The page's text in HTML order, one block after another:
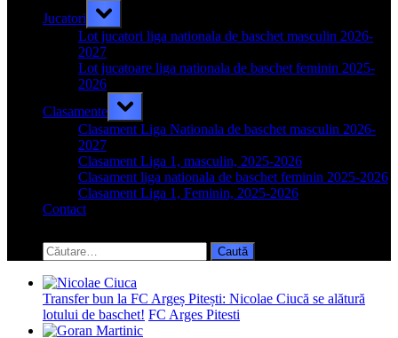
Jucatori
Toggle
sub-
menu
Lot jucatori liga nationala de baschet masculin 2026-
2027
Lot jucatoare liga nationala de baschet feminin 2025-
2026
Clasamente
Toggle
sub-
menu
Clasament Liga Nationala de baschet masculin 2026-
2027
Clasament Liga 1, masculin, 2025-2026
Clasament liga nationala de baschet feminin 2025-2026
Clasament Liga 1, Feminin, 2025-2026
Contact
search
form
Caută
după:
Transfer bun la FC Argeș Pitești: Nicolae Ciucă se alătură
lotului de baschet! FC Arges Pitesti